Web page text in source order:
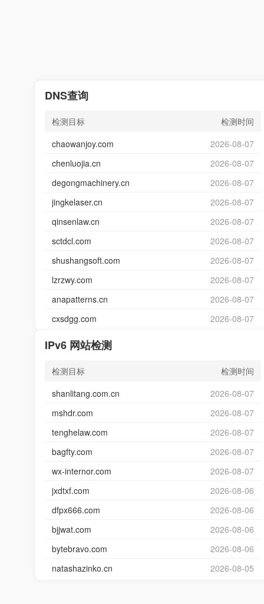
DNS查询
检测目标
检测时间
chaowanjoy.com
2026-08-07
chenluojia.cn
2026-08-07
degongmachinery.cn
2026-08-07
jingkelaser.cn
2026-08-07
qinsenlaw.cn
2026-08-07
sctdcl.com
2026-08-07
shushangsoft.com
2026-08-07
lzrzwy.com
2026-08-07
anapatterns.cn
2026-08-07
cxsdgg.com
2026-08-07
IPv6 网站检测
检测目标
检测时间
shanlitang.com.cn
2026-08-07
mshdr.com
2026-08-07
tenghelaw.com
2026-08-07
bagfty.com
2026-08-07
wx-internor.com
2026-08-07
jxdtxf.com
2026-08-06
dfpx666.com
2026-08-06
bjjwat.com
2026-08-06
bytebravo.com
2026-08-06
natashazinko.cn
2026-08-05